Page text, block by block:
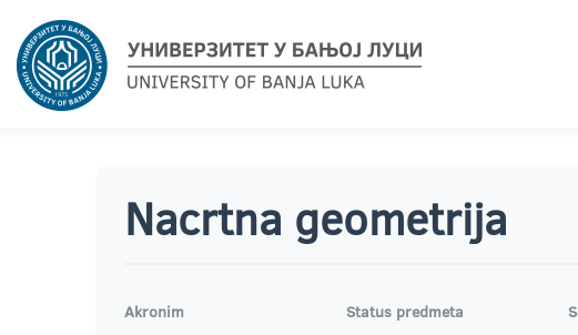
Nacrtna geometrija
Akronim Status predmeta